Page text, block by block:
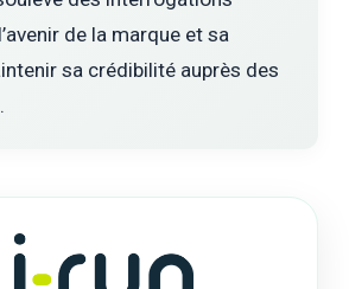
de la marque et sa
sa crédibilité auprès des